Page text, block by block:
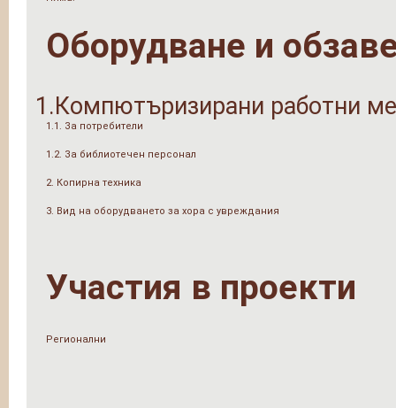
Оборудване и
1.Компютъризирани работни
1.1. За потребители
1.2. За библиотечен персонал
2. Копирна техника
3. Вид на оборудването за хора с увреждания
Участия в проекти
Регионални